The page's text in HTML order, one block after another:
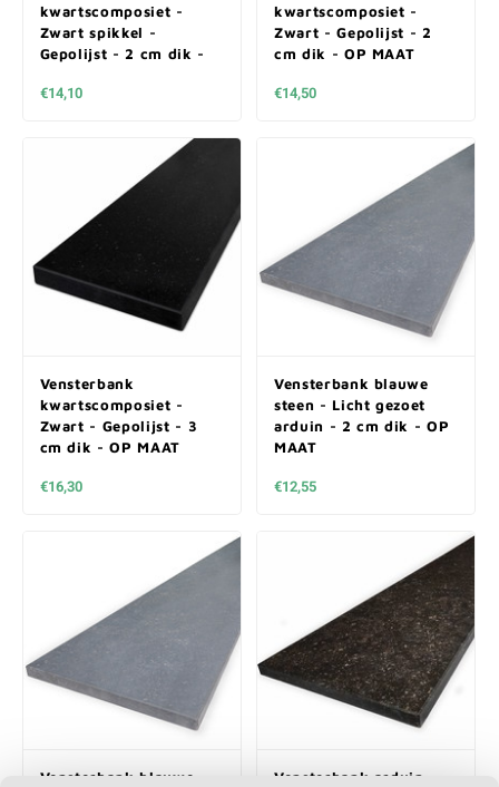
kwartscomposiet -
Zwart spikkel -
Gepolijst - 2 cm dik -
€14,10
kwartscomposiet -
Zwart - Gepolijst - 2
cm dik - OP MAAT
€14,50
Vensterbank
kwartscomposiet -
Zwart - Gepolijst - 3
cm dik - OP MAAT
€16,30
Vensterbank blauwe
steen - Licht gezoet
arduin - 2 cm dik - OP
MAAT
€12,55
Vensterbank blauwe Vensterbank arduin -